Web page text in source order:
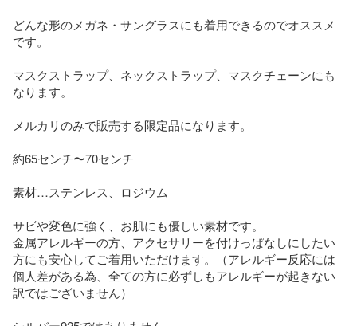
どんな形のメガネ・サングラスにも着用できるのでオススメ
です。
マスクストラップ、ネックストラップ、マスクチェーンにも
なります。
メルカリのみで販売する限定品になります。
約65センチ〜70センチ
素材…ステンレス、ロジウム
サビや変色に強く、お肌にも優しい素材です。
金属アレルギーの方、アクセサリーを付けっぱなしにしたい
方にも安心してご着用いただけます。（アレルギー反応には
個人差がある為、全ての方に必ずしもアレルギーが起きない
訳ではございません）